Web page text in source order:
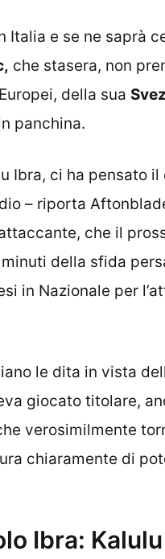
Italia e se ne saprà
che stasera, non
della sua
panchina.
Ibra, ci ha pensato il
– riporta
che il
della sfida
in Nazionale per
le dita in vista
giocato titolare,
verosimilmente
chiaramente di
Ibra: